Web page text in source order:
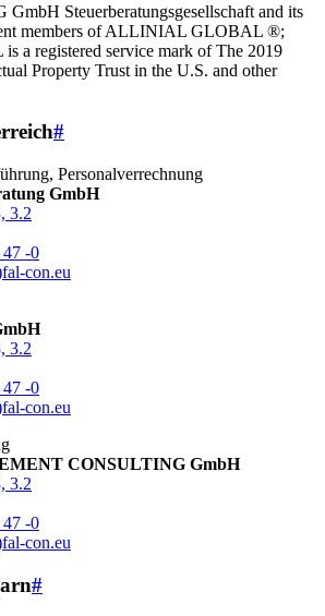
Steuerberatungsgesellschaft and its
members of ALLINIAL GLOBAL ®;
a registered service mark of The 2019
Property Trust in the U.S. and other
#
Personalverrechnung
GmbH
3.2
-0
con.eu
3.2
-0
con.eu
CONSULTING GmbH
3.2
-0
con.eu
#